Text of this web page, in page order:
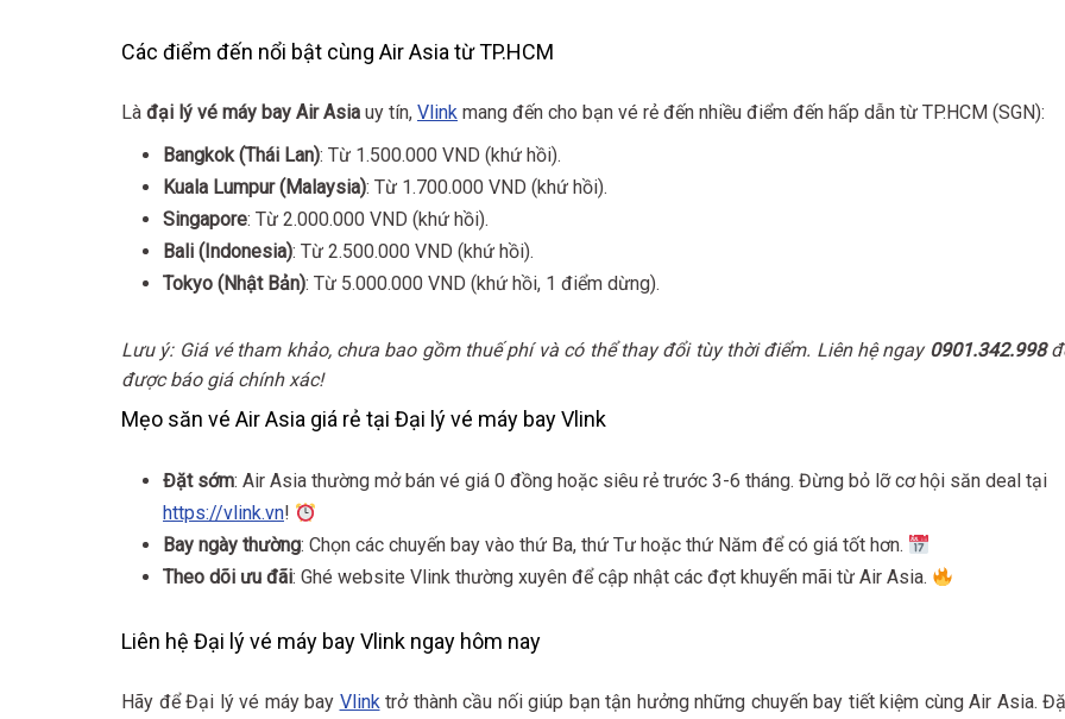
Các điểm đến nổi bật cùng Air Asia từ TP.HCM
Là đại lý vé máy bay Air Asia uy tín, Vlink mang đến cho bạn vé rẻ đến nhiều điểm đến hấp dẫn từ TP.HCM (SGN):
Bangkok (Thái Lan): Từ 1.500.000 VND (khứ hồi).
Kuala Lumpur (Malaysia): Từ 1.700.000 VND (khứ hồi).
Singapore: Từ 2.000.000 VND (khứ hồi).
Bali (Indonesia): Từ 2.500.000 VND (khứ hồi).
Tokyo (Nhật Bản): Từ 5.000.000 VND (khứ hồi, 1 điểm dừng).
Lưu ý: Giá vé tham khảo, chưa bao gồm thuế phí và có thể thay đổi tùy thời điểm. Liên hệ ngay 0901.342.998
được báo giá chính xác!
Mẹo săn vé Air Asia giá rẻ tại Đại lý vé máy bay Vlink
Đặt sớm: Air Asia thường mở bán vé giá 0 đồng hoặc siêu rẻ trước 3-6 tháng. Đừng bỏ lỡ cơ hội săn deal tại
https://vlink.vn!
Bay ngày thường: Chọn các chuyến bay vào thứ Ba, thứ Tư hoặc thứ Năm để có giá tốt hơn.
Theo dõi ưu đãi: Ghé website Vlink thường xuyên để cập nhật các đợt khuyến mãi từ Air Asia.
Liên hệ Đại lý vé máy bay Vlink ngay hôm nay
Hãy để Đại lý vé máy bay Vlinktrở thành cầu nối giúp bạn tận hưởng những chuyến bay tiết kiệm cùng Air Asia.